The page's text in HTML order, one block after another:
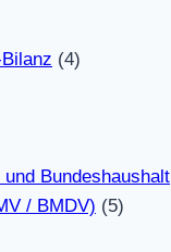
(4)
Bundeshaushalt
/ BMDV) (5)